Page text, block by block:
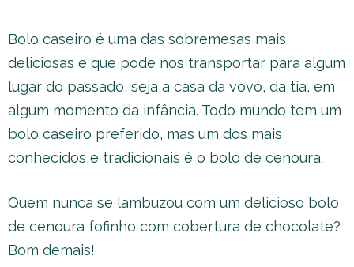
Bolo caseiro é uma das sobremesas mais
deliciosas e que pode nos transportar para algum
lugar do passado, seja a casa da vovó, da tia, em
algum momento da infância. Todo mundo tem um
bolo caseiro preferido, mas um dos mais
conhecidos e tradicionais é o bolo de cenoura.
Quem nunca se lambuzou com um delicioso bolo
de cenoura fofinho com cobertura de chocolate?
Bom demais!